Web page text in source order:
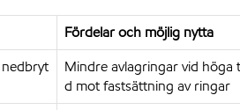
Fördelar och möjlig nytta
Mindre avlagringar vid
d mot fastsättning av ringar